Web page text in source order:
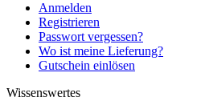
Anmelden
Registrieren
Passwort vergessen?
Wo ist meine Lieferung?
Gutschein einlösen
Wissenswertes